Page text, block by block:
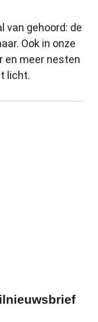
van gehoord: de
Ook in onze
en meer nesten
licht.